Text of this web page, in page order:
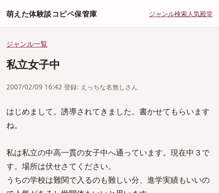
萌えた体験談コピペ保管庫 ジャンル検索人気殿堂
ジャンル一覧
私立女子中
2007/02/09 16:42 登録: えっちな名無しさん
はじめまして。誘導されてきました。書かせてもらいます
ね。
私は私立の中高一貫の女子中へ通っています。現在中３で
す。場所は伏せさてください。
うちの学校は難関で入るのも難しい分、進学実績もいいの